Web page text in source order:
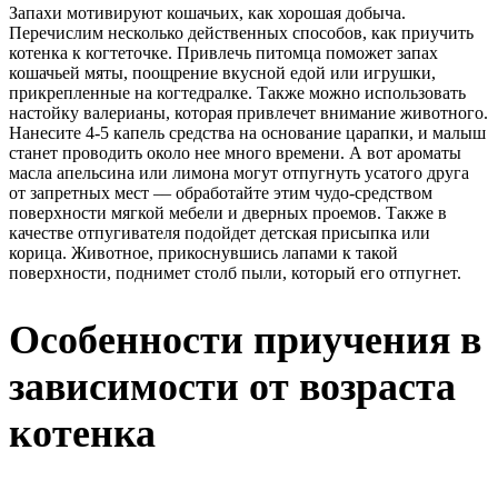
Запахи мотивируют кошачьих, как хорошая добыча.
Перечислим несколько действенных способов, как приучить
котенка к когтеточке. Привлечь питомца поможет запах
кошачьей мяты, поощрение вкусной едой или игрушки,
прикрепленные на когтедралке. Также можно использовать
настойку валерианы, которая привлечет внимание животного.
Нанесите 4-5 капель средства на основание царапки, и малыш
станет проводить около нее много времени. А вот ароматы
масла апельсина или лимона могут отпугнуть усатого друга
от запретных мест –– обработайте этим чудо-средством
поверхности мягкой мебели и дверных проемов. Также в
качестве отпугивателя подойдет детская присыпка или
корица. Животное, прикоснувшись лапами к такой
поверхности, поднимет столб пыли, который его отпугнет.
Особенности приучения в
зависимости от возраста
котенка